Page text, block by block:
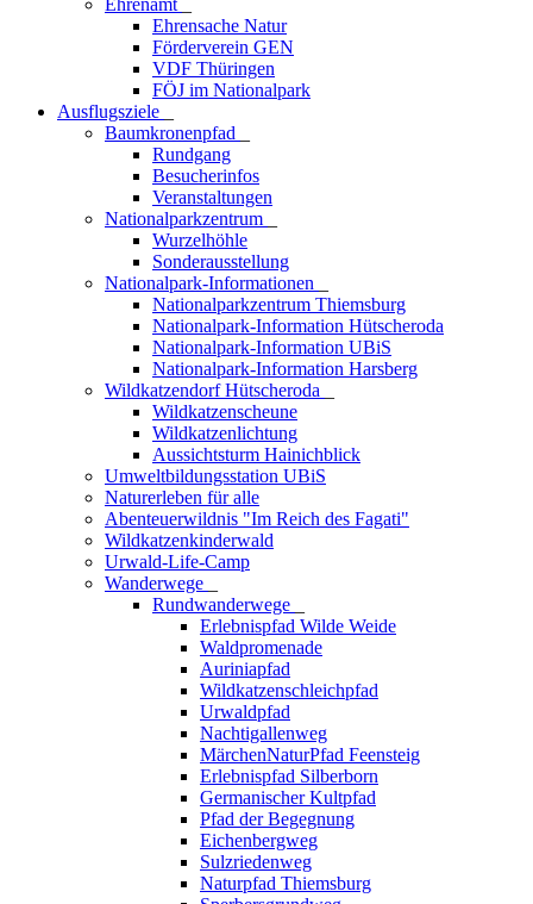
Ehrenamt
Ehrensache Natur
Förderverein GEN
VDF Thüringen
FÖJ im Nationalpark
Ausflugs­ziele
Baumkronenpfad
Rundgang
Besucherinfos
Veranstaltungen
Nationalparkzentrum
Wurzelhöhle
Sonderausstellung
Nationalpark-Informationen
Nationalparkzentrum Thiemsburg
Nationalpark-Information Hütscheroda
Nationalpark-Information UBiS
Nationalpark-Information Harsberg
Wildkatzendorf Hütscheroda
Wildkatzenscheune
Wildkatzenlichtung
Aussichtsturm Hainichblick
Umweltbildungsstation UBiS
Naturerleben für alle
Abenteuerwildnis "Im Reich des Fagati"
Wildkatzenkinderwald
Urwald-Life-Camp
Wanderwege
Rundwanderwege
Erlebnispfad Wilde Weide
Waldpromenade
Auriniapfad
Wildkatzenschleichpfad
Urwaldpfad
Nachtigallenweg
MärchenNaturPfad Feensteig
Erlebnispfad Silberborn
Germanischer Kultpfad
Pfad der Begegnung
Eichenbergweg
Sulzriedenweg
Naturpfad Thiemsburg